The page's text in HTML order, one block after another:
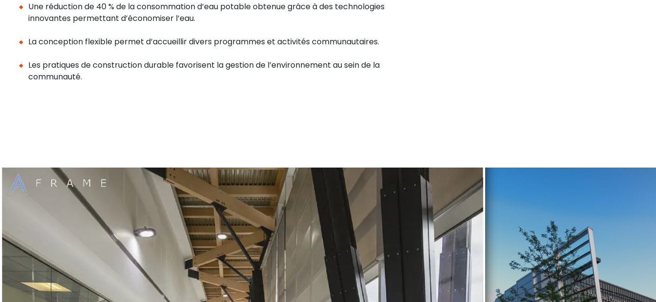
Une réduction de 40 % de la consommation d’eau potable obtenue grâce à des technologies
innovantes permettant d’économiser l’eau.
La conception flexible permet d’accueillir divers programmes et activités communautaires.
Les pratiques de construction durable favorisent la gestion de l’environnement au sein de la
communauté.